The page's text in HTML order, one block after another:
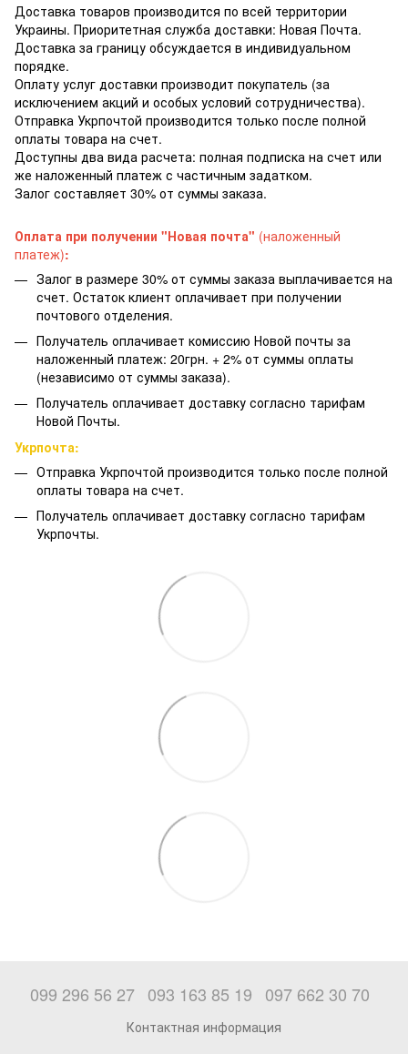
Доставка товаров производится по всей территории
Украины. Приоритетная служба доставки: Новая Почта.
Доставка за границу обсуждается в индивидуальном
порядке.
Оплату услуг доставки производит покупатель (за
исключением акций и особых условий сотрудничества).
Отправка Укрпочтой производится только после полной
оплаты товара на счет.
Доступны два вида расчета: полная подписка на счет или
же наложенный платеж с частичным задатком.
Залог составляет 30% от суммы заказа.
Оплата при получении "Новая почта" (наложенный
платеж):
Залог в размере 30% от суммы заказа выплачивается на
счет. Остаток клиент оплачивает при получении
почтового отделения.
Получатель оплачивает комиссию Новой почты за
наложенный платеж: 20грн. + 2% от суммы оплаты
(независимо от суммы заказа).
Получатель оплачивает доставку согласно тарифам
Новой Почты.
Укрпочта:
Отправка Укрпочтой производится только после полной
оплаты товара на счет.
Получатель оплачивает доставку согласно тарифам
Укрпочты.
099 296 56 27 093 163 85 19 097 662 30 70
Контактная информация